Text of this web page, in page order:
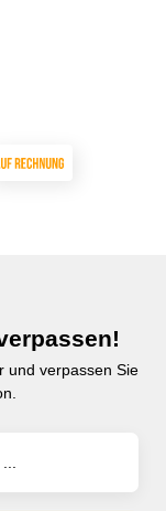
und verpassen Sie